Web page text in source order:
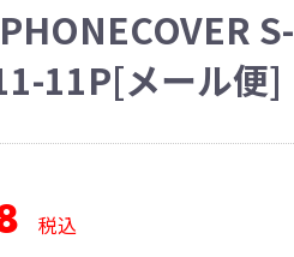
S-
11P[メール便]
税込